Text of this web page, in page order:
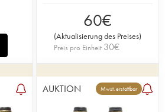
60€
(Aktualisierung des Preises)
Preis pro Einheit 30€
AUKTION Mwst. erstattbar